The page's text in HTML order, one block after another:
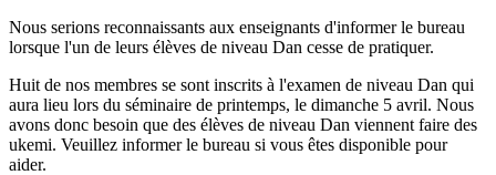
Nous serions reconnaissants aux enseignants d'informer le bureau
lorsque l'un de leurs élèves de niveau Dan cesse de pratiquer.
Huit de nos membres se sont inscrits à l'examen de niveau Dan qui
aura lieu lors du séminaire de printemps, le dimanche 5 avril. Nous
avons donc besoin que des élèves de niveau Dan viennent faire des
ukemi. Veuillez informer le bureau si vous êtes disponible pour
aider.